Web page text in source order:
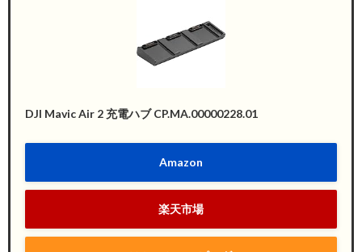
DJI Mavic Air 2 充電ハブ CP.MA.00000228.01
Amazon
楽天市場